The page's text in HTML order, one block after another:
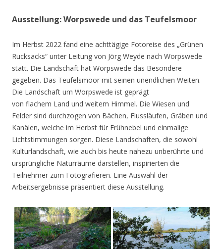
Ausstellung: Worpswede und das Teufelsmoor
Im Herbst 2022 fand eine achttägige Fotoreise des „Grünen
Rucksacks“ unter Leitung von Jörg Weyde nach Worpswede
statt. Die Landschaft hat Worpswede das Besondere
gegeben. Das Teufelsmoor mit seinen unendlichen Weiten.
Die Landschaft um Worpswede ist geprägt
von flachem Land und weitem Himmel. Die Wiesen und
Felder sind durchzogen von Bächen, Flussläufen, Gräben und
Kanälen, welche im Herbst für Frühnebel und einmalige
Lichtstimmungen sorgen. Diese Landschaften, die sowohl
Kulturlandschaft, wie auch bis heute nahezu unberührte und
ursprüngliche Naturräume darstellen, inspirierten die
Teilnehmer zum Fotografieren. Eine Auswahl der
Arbeitsergebnisse präsentiert diese Ausstellung.